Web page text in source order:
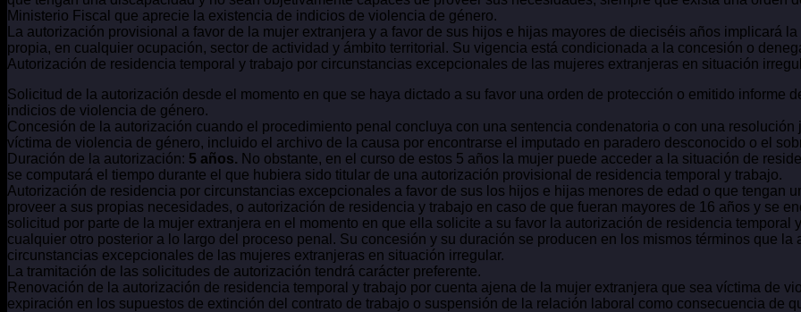
Ministerio Fiscal que aprecie la existencia de indicios de violencia de género.
La autorización provisional a favor de la mujer extranjera y a favor de sus hijos e hijas mayores de dieciséis años implicará
propia, en cualquier ocupación, sector de actividad y ámbito territorial. Su vigencia está condicionada a la concesión o
Autorización de residencia temporal y trabajo por circunstancias excepcionales de las mujeres extranjeras en situación
Solicitud de la autorización desde el momento en que se haya dictado a su favor una orden de protección o emitido informe
indicios de violencia de género.
Concesión de la autorización cuando el procedimiento penal concluya con una sentencia condenatoria o con una
víctima de violencia de género, incluido el archivo de la causa por encontrarse el imputado en paradero desconocido o el
Duración de la autorización: 5 años. No obstante, en el curso de estos 5 años la mujer puede acceder a la situación de
se computará el tiempo durante el que hubiera sido titular de una autorización provisional de residencia temporal y trabajo.
Autorización de residencia por circunstancias excepcionales a favor de sus los hijos e hijas menores de edad o que tengan
proveer a sus propias necesidades, o autorización de residencia y trabajo en caso de que fueran mayores de 16 años y se
solicitud por parte de la mujer extranjera en el momento en que ella solicite a su favor la autorización de residencia temporal
cualquier otro posterior a lo largo del proceso penal. Su concesión y su duración se producen en los mismos términos que
circunstancias excepcionales de las mujeres extranjeras en situación irregular.
La tramitación de las solicitudes de autorización tendrá carácter preferente.
Renovación de la autorización de residencia temporal y trabajo por cuenta ajena de la mujer extranjera que sea víctima de
expiración en los supuestos de extinción del contrato de trabajo o suspensión de la relación laboral como consecuencia de